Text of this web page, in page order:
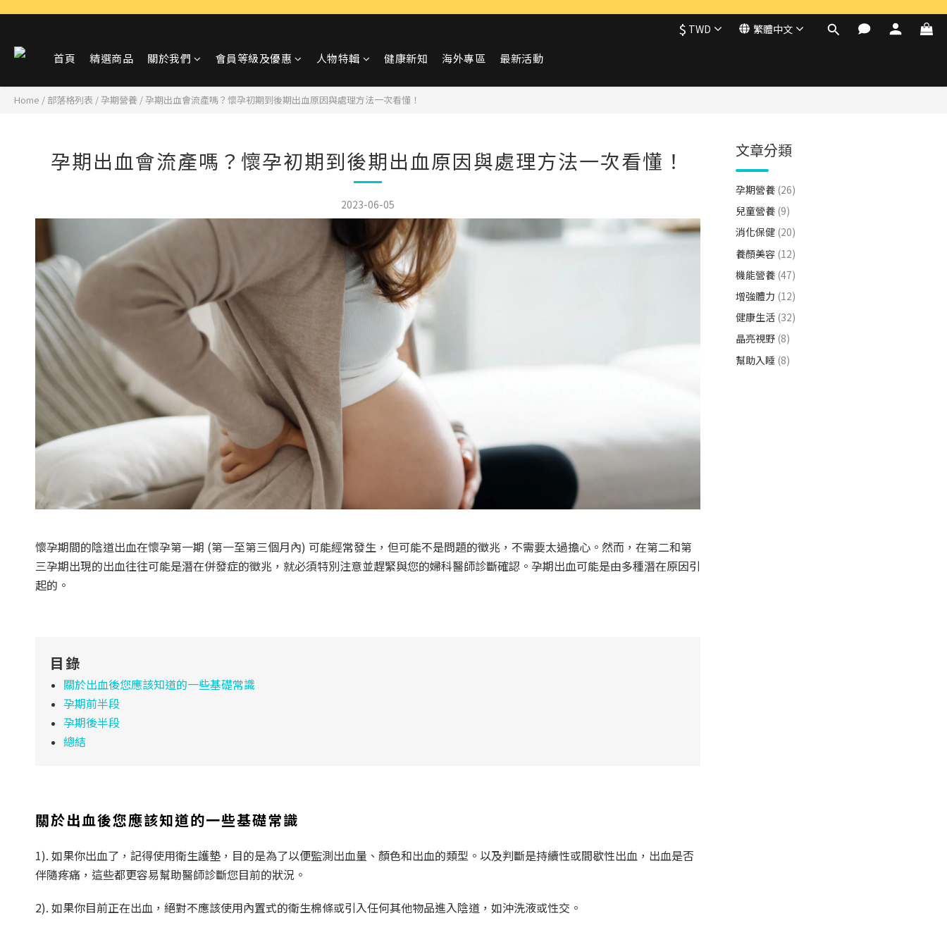
$ TWD 繁體中文
首頁 精選商品 關於我們 會員等級及優惠 人物特輯 健康新知 海外專區 最新活動
Home / 部落格列表 /孕期營養 /孕期出血會流產嗎？懷孕初期到後期出血原因與處理方法一次看懂！
孕期出血會流產嗎？懷孕初期到後期出血原因與處理方法一次看懂！
2023-06-05
懷孕期間的陰道出血在懷孕第一期 (第一至第三個月內) 可能經常發生，但可能不是問題的徵兆，不需要太過擔心。然而，在第二和第
三孕期出現的出血往往可能是潛在併發症的徵兆，就必須特別注意並趕緊與您的婦科醫師診斷確認。孕期出血可能是由多種潛在原因引
起的。
目錄
關於出血後您應該知道的一些基礎常識
孕期前半段
孕期後半段
總結
關於出血後您應該知道的一些基礎常識
1). 如果你出血了，記得使用衛生護墊，目的是為了以便監測出血量、顏色和出血的類型。以及判斷是持續性或間歇性出血，出血是否
伴隨疼痛，這些都更容易幫助醫師診斷您目前的狀況。
2). 如果你目前正在出血，絕對不應該使用內置式的衛生棉條或引入任何其他物品進入陰道，如沖洗液或性交。
文章分類
孕期營養 (26)
兒童營養 (9)
消化保健 (20)
養顏美容 (12)
機能營養 (47)
增強體力 (12)
健康生活 (32)
晶亮視野 (8)
幫助入睡 (8)